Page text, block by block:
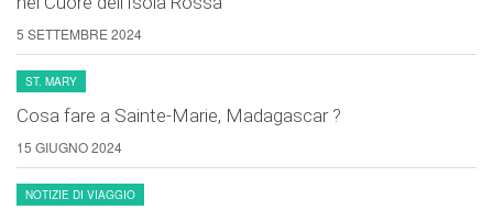
5 SETTEMBRE 2024
ST. MARY
Cosa fare a Sainte-Marie, Madagascar ?
15 GIUGNO 2024
NOTIZIE DI VIAGGIO